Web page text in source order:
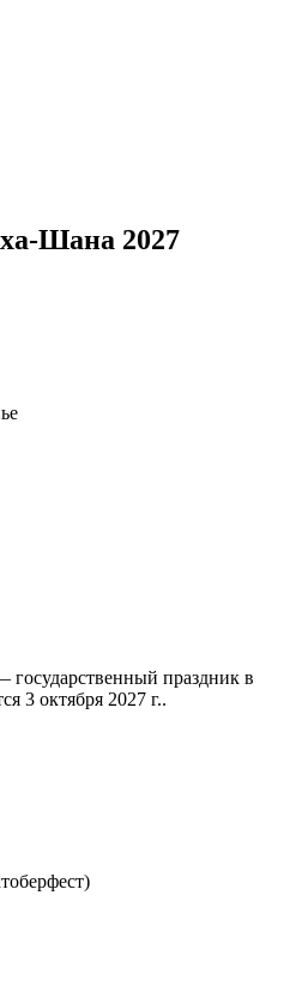
Шана 2027
праздник в
3 октября 2027 г..